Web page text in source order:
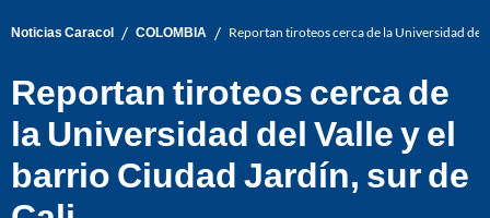
Noticias Caracol / COLOMBIA / Reportan tiroteos cerca de la Universidad del
Reportan tiroteos cerca de
la Universidad del Valle y el
barrio Ciudad Jardín, sur de